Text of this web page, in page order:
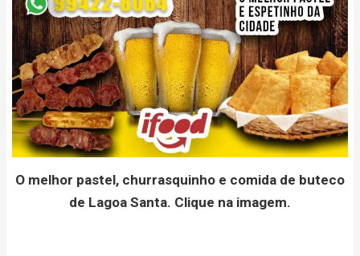
O melhor pastel, churrasquinho e comida de buteco
de Lagoa Santa. Clique na imagem.